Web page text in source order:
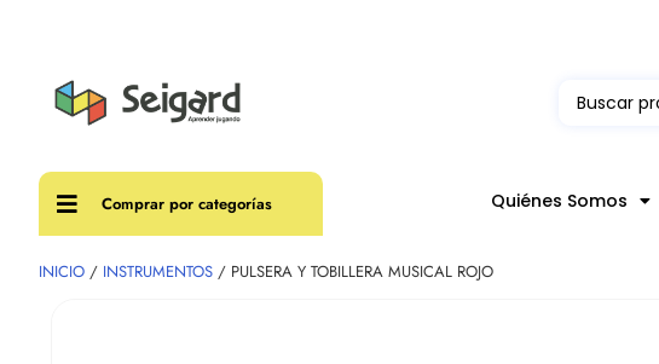
Comprar por categorías Quiénes Somos
INICIO / INSTRUMENTOS / PULSERA Y TOBILLERA MUSICAL ROJO